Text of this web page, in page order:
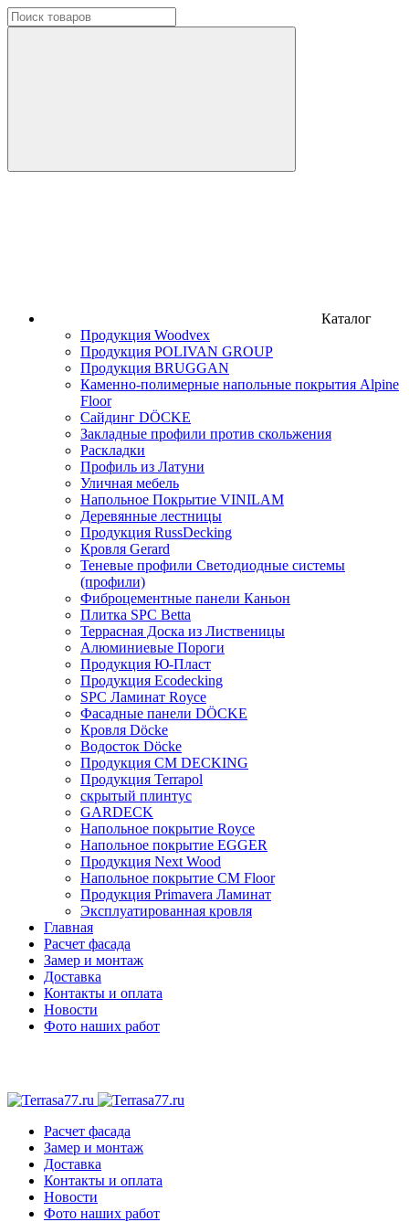
Каталог
Продукция Woodvex
Продукция POLIVAN GROUP
Продукция BRUGGAN
Каменно-полимерные напольные покрытия Alpine
Floor
Сайдинг DÖCKE
Закладные профили против скольжения
Раскладки
Профиль из Латуни
Уличная мебель
Напольное Покрытие VINILAM
Деревянные лестницы
Продукция RussDecking
Кровля Gerard
Теневые профили Светодиодные системы
(профили)
Фиброцементные панели Каньон
Плитка SPC Betta
Террасная Доска из Лиственицы
Алюминиевые Пороги
Продукция Ю-Пласт
Продукция Ecodecking
SPC Ламинат Royce
Фасадные панели DÖCKE
Кровля Döcke
Водосток Döcke
Продукция CM DECKING
Продукция Terrapol
скрытый плинтус
GARDECK
Напольное покрытие Royce
Напольное покрытие EGGER
Продукция Next Wood
Напольное покрытие CM Floor
Продукция Primavera Ламинат
Эксплуатированная кровля
Главная
Расчет фасада
Замер и монтаж
Доставка
Контакты и оплата
Новости
Фото наших работ
Расчет фасада
Замер и монтаж
Доставка
Контакты и оплата
Новости
Фото наших работ